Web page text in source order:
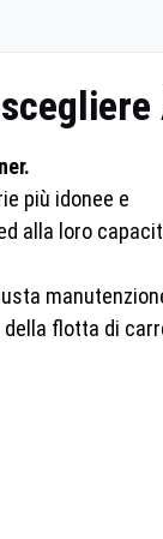
più idonee e
alla loro
flotta di